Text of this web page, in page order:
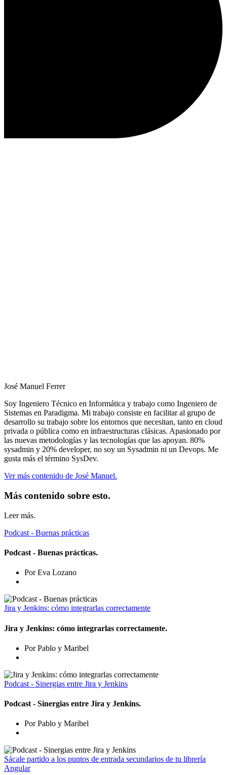
José Manuel Ferrer
Soy Ingeniero Técnico en Informática y trabajo como Ingeniero de
Sistemas en Paradigma. Mi trabajo consiste en facilitar al grupo de
desarrollo su trabajo sobre los entornos que necesitan, tanto en cloud
privada o pública como en infraestructuras clásicas. Apasionado por
las nuevas metodologías y las tecnologías que las apoyan. 80%
sysadmin y 20% developer, no soy un Sysadmin ni un Devops. Me
gusta más el término SysDev.
Ver más contenido de José Manuel.
Más contenido sobre esto.
Leer más.
Podcast - Buenas prácticas
Podcast - Buenas prácticas.
Por Eva Lozano
Jira y Jenkins: cómo integrarlas correctamente
Jira y Jenkins: cómo integrarlas correctamente.
Por Pablo y Maribel
Podcast - Sinergias entre Jira y Jenkins
Podcast - Sinergias entre Jira y Jenkins.
Por Pablo y Maribel
Sácale partido a los puntos de entrada secundarios de tu librería
Angular